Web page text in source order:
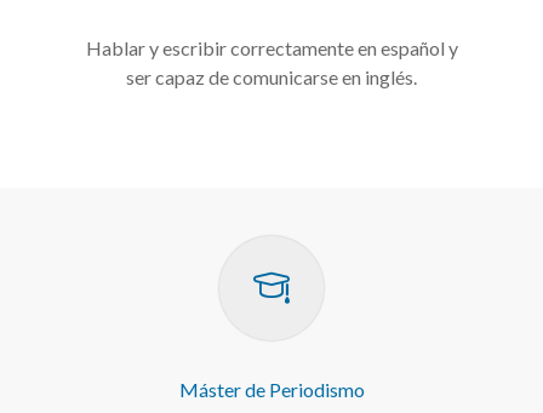
Hablar y escribir correctamente en español y
ser capaz de comunicarse en inglés.
Máster de Periodismo